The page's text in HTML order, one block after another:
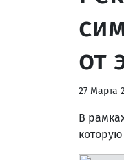
от
27 Марта
В